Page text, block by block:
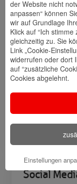
Kontakt
speichern
Website
🎁 Kunden
Social
der Website nicht
anpassen“ können
wir auf Grundlage
Klick auf “Ich
gleichzeitig zu. Sie
Link „Cookie-
widerrufen oder dort
auf “zusätzliche
Cookies abgelehnt.
Einstellungen